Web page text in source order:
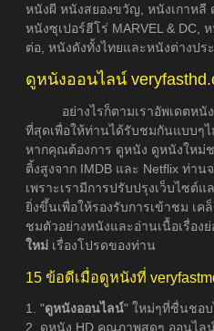
หนังผี หนังสยองขวัญ, หนังเกาหลี
หนังซุเปอร์ฮีโร่ MARVEL & DC,
ต่อ, หนังดังทั้งไทยและหนังต่างปร
ดูหนังออนไลน์
อย่างไรก็ตามเราอัพเดตห
ที่สุดเพื่อให้ท่านได้รับชมกันแบบๆไ
หากคุณต้องการ ดูหนัง ดูหนังใหม่
ติ้งสูงจาก IMDB และ Netflix ท่า
เพราะเรามีการปรับปรุงเว็บไซต์
ยิ่งขึ้นเพื่อให้รองรับการเข้าชม เ
ชมตัวอย่างหนังและอ่านเนื้อเรื่อง
ใหม่ เรื่องโปรดของท่าน
15 ข้อดีเมื่อดูหนังที่
1. "ดูหนังออนไลน์" ใหม่ๆที่ชื่นชอ
2. ดูหนัง HD คุณภาพสุดๆ ออนไลน์